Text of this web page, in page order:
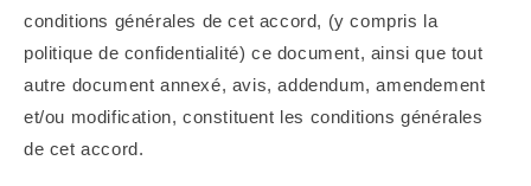
conditions générales de cet accord, (y compris la
politique de confidentialité) ce document, ainsi que tout
autre document annexé, avis, addendum, amendement
et/ou modification, constituent les conditions générales
de cet accord.